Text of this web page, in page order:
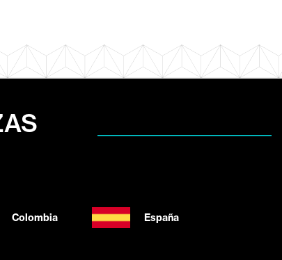
Colombia España